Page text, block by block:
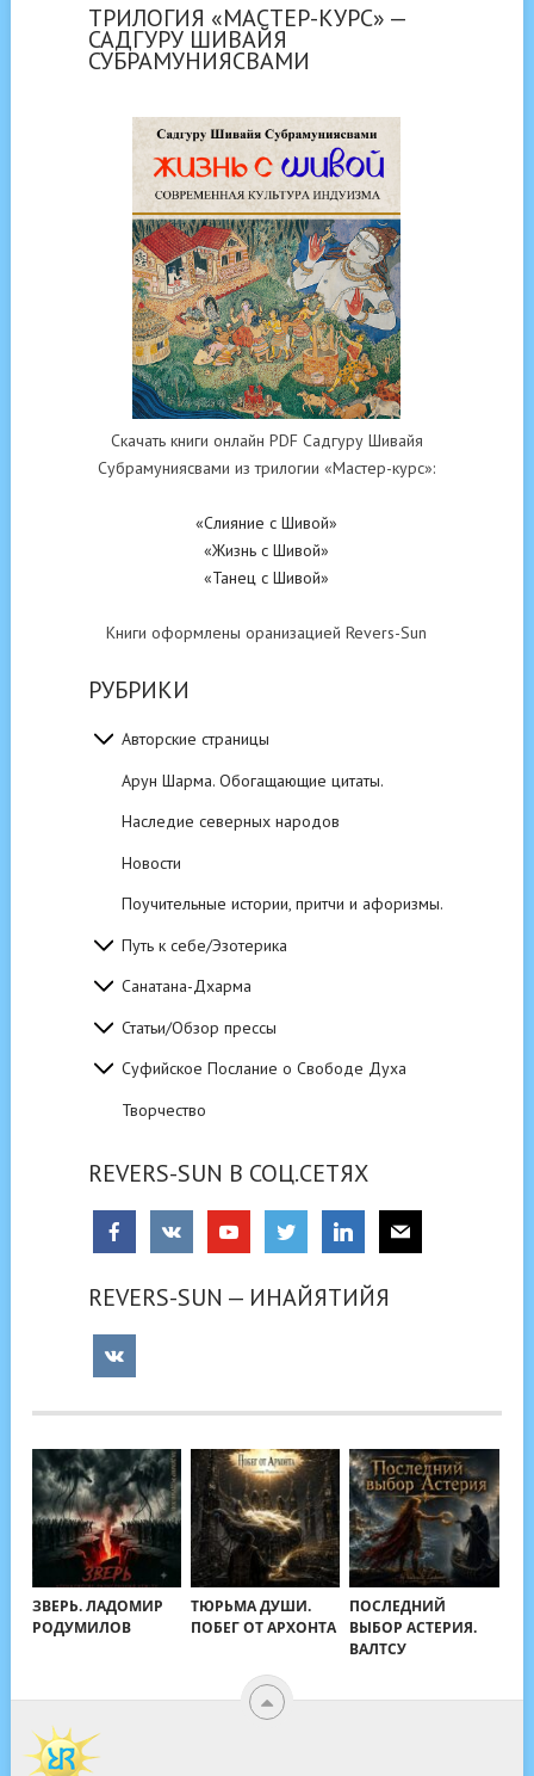
ТРИЛОГИЯ «МАСТЕР-КУРС» —
САДГУРУ ШИВАЙЯ
СУБРАМУНИЯСВАМИ
Скачать книги онлайн PDF Садгуру Шивайя
Субрамуниясвами из трилогии «Мастер-курс»:
«Слияние с Шивой»
«Жизнь с Шивой»
«Танец с Шивой»
Книги оформлены оранизацией Revers-Sun
РУБРИКИ
Авторские страницы
Арун Шарма. Обогащающие цитаты.
Наследие северных народов
Новости
Поучительные истории, притчи и афоризмы.
Путь к себе/Эзотерика
Санатана-Дхарма
Статьи/Обзор прессы
Суфийское Послание о Свободе Духа
Творчество
REVERS-SUN В СОЦ.СЕТЯХ
REVERS-SUN — ИНАЙЯТИЙЯ
ЗВЕРЬ. ЛАДОМИР
РОДУМИЛОВ
ТЮРЬМА ДУШИ.
ПОБЕГ ОТ АРХОНТА
ПОСЛЕДНИЙ
ВЫБОР АСТЕРИЯ.
ВАЛТСУ